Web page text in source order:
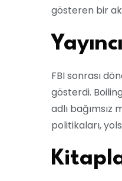
gösteren bir
FBI sonrası
gösterdi.
adlı
politikaları,